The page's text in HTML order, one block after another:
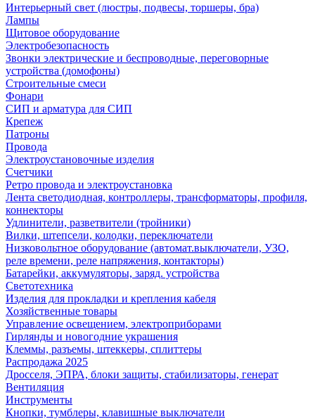
Интерьерный свет (люстры, подвесы, торшеры, бра)
Лампы
Щитовое оборудование
Электробезопасность
Звонки электрические и беспроводные, переговорные
устройства (домофоны)
Строительные смеси
Фонари
СИП и арматура для СИП
Крепеж
Патроны
Провода
Электроустановочные изделия
Счетчики
Ретро провода и электроустановка
Лента светодиодная, контроллеры, трансформаторы, профиля,
коннекторы
Удлинители, разветвители (тройники)
Вилки, штепсели, колодки, переключатели
Низковольтное оборудование (автомат.выключатели, УЗО,
реле времени, реле напряжения, контакторы)
Батарейки, аккумуляторы, заряд. устройства
Светотехника
Изделия для прокладки и крепления кабеля
Хозяйственные товары
Управление освещением, электроприборами
Гирлянды и новогодние украшения
Клеммы, разъемы, штеккеры, сплиттеры
Распродажа 2025
Дросселя, ЭПРА, блоки защиты, стабилизаторы, генерат
Вентиляция
Инструменты
Кнопки, тумблеры, клавишные выключатели